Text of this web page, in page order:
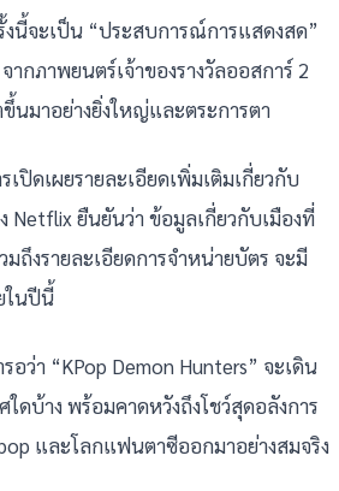
งนี้จะเป็น “ประสบการณ์การแสดงสด”
กภาพยนตร์เจ้าของรางวัลออสการ์ 2
นมาอย่างยิ่งใหญ่และตระการตา
ปิดเผยรายละเอียดเพิ่มเติมเกี่ยวกับ
Netflix ยืนยันว่า ข้อมูลเกี่ยวกับเมืองที่
ถึงรายละเอียดการจำหน่ายบัตร จะมี
ในปีนี้
ว่า “KPop Demon Hunters” จะเดิน
ดบ้าง พร้อมคาดหวังถึงโชว์สุดอลังการ
และโลกแฟนตาซีออกมาอย่างสมจริง